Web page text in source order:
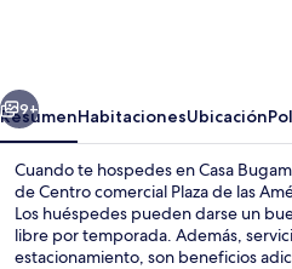
Siguiente
9+
ResumenHabitacionesUbicación
Cuando te hospedes en Casa
de Centro comercial Plaza de las
Los huéspedes pueden darse un
libre por temporada. Además,
estacionamiento, son beneficios